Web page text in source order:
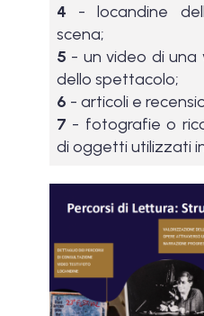
4 - locandine
scena;
5 - un video di una
dello spettacolo;
6 - articoli e
7 - fotografie o
di oggetti utilizzati